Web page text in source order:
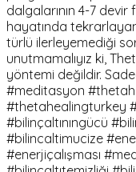
dalgalarının 4-7 devir
hayatında
türlü ilerleyemediği
unutmamalıyız ki,
yöntemi değildir.
#meditasyon
#thetahealingturkey
#bilinçaltınıngücü
#bilincaltimucize
#enerjiçalışması